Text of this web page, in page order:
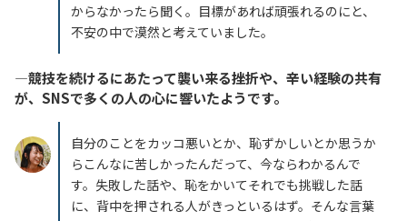
からなかったら聞く。目標があれば頑張れるのにと、
不安の中で漠然と考えていました。
―競技を続けるにあたって襲い来る挫折や、辛い経験の共有
が、SNSで多くの人の心に響いたようです。
自分のことをカッコ悪いとか、恥ずかしいとか思うか
らこんなに苦しかったんだって、今ならわかるんで
す。失敗した話や、恥をかいてそれでも挑戦した話
に、背中を押される人がきっといるはず。そんな言葉